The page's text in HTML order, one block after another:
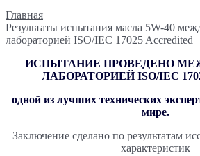
Главная
Результаты испытания масла 5W-40
лабораторией ISO/IEC 17025 Accredited
ИСПЫТАНИЕ ПРОВЕДЕНО
ЛАБОРАТОРИЕЙ ISO/IEC
одной из лучших технических
мире.
Заключение сделано по результатам
характеристик